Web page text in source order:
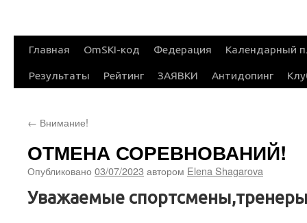
Перейти
Главная OmSKI-код Федерация Календарный
Результаты Рейтинг ЗАЯВКИ Антидопинг
← Внимание!
ОТМЕНА СОРЕВНОВАНИЙ!
Опубликовано 03/07/2023 автором Elena Shagarova
Уважаемые